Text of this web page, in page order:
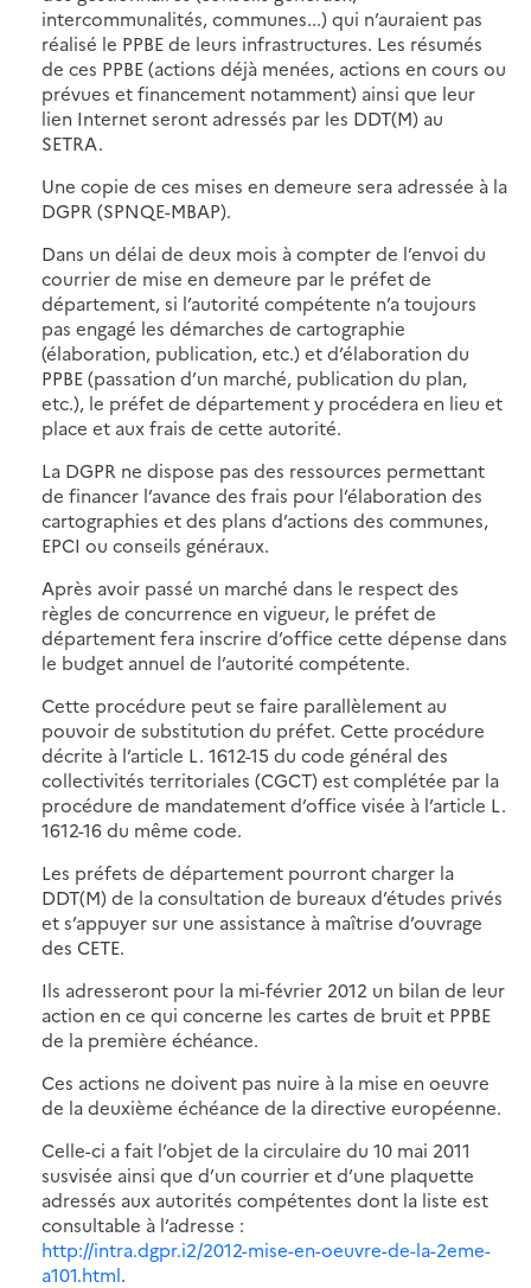
intercommunalités, communes...) qui n’auraient pas
réalisé le PPBE de leurs infrastructures. Les résumés
de ces PPBE (actions déjà menées, actions en cours ou
prévues et financement notamment) ainsi que leur
lien Internet seront adressés par les DDT(M) au
SETRA.
Une copie de ces mises en demeure sera adressée à la
DGPR (SPNQE-MBAP).
Dans un délai de deux mois à compter de l’envoi du
courrier de mise en demeure par le préfet de
département, si l’autorité compétente n’a toujours
pas engagé les démarches de cartographie
(élaboration, publication, etc.) et d’élaboration du
PPBE (passation d’un marché, publication du plan,
etc.), le préfet de département y procédera en lieu et
place et aux frais de cette autorité.
La DGPR ne dispose pas des ressources permettant
de financer l’avance des frais pour l’élaboration des
cartographies et des plans d’actions des communes,
EPCI ou conseils généraux.
Après avoir passé un marché dans le respect des
règles de concurrence en vigueur, le préfet de
département fera inscrire d’office cette dépense dans
le budget annuel de l’autorité compétente.
Cette procédure peut se faire parallèlement au
pouvoir de substitution du préfet. Cette procédure
décrite à l’article L. 1612-15 du code général des
collectivités territoriales (CGCT) est complétée par la
procédure de mandatement d’office visée à l’article L.
1612-16 du même code.
Les préfets de département pourront charger la
DDT(M) de la consultation de bureaux d’études privés
et s’appuyer sur une assistance à maîtrise d’ouvrage
des CETE.
Ils adresseront pour la mi-février 2012 un bilan de leur
action en ce qui concerne les cartes de bruit et PPBE
de la première échéance.
Ces actions ne doivent pas nuire à la mise en oeuvre
de la deuxième échéance de la directive européenne.
Celle-ci a fait l’objet de la circulaire du 10 mai 2011
susvisée ainsi que d’un courrier et d’une plaquette
adressés aux autorités compétentes dont la liste est
consultable à l’adresse :
http://intra.dgpr.i2/2012-mise-en-oeuvre-de-la-2eme-
a101.html.